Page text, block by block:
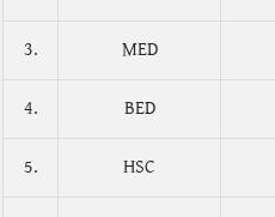
3. MED
4. BED
5. HSC